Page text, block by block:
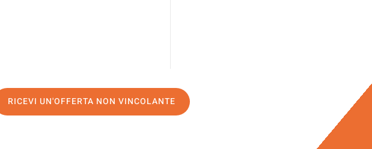
RICEVI UN'OFFERTA NON VINCOLANTE